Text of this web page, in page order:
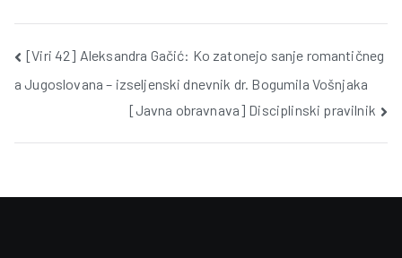
Post
navigation
[Viri 42] Aleksandra Gačić: Ko zatonejo sanje romantičneg
a Jugoslovana – izseljenski dnevnik dr. Bogumila Vošnjaka
[Javna obravnava] Disciplinski pravilnik